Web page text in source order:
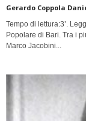
Gerardo Coppola
Tempo di lettura:3’.
Popolare di Bari. Tra i
Marco Jacobini...